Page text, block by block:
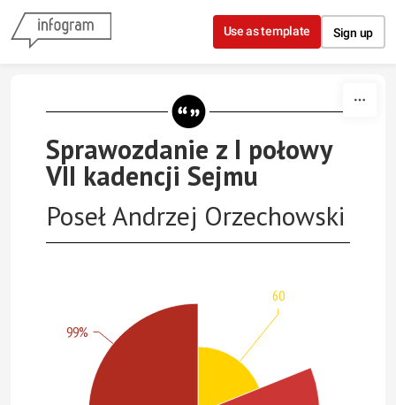
Skip to content
Use as template Sign up
Sprawozdanie z I połowy
VII kadencji Sejmu
Poseł Andrzej Orzechowski
60
99%